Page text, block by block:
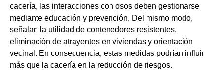
cacería, las interacciones con osos deben gestionarse
mediante educación y prevención. Del mismo modo,
señalan la utilidad de contenedores resistentes,
eliminación de atrayentes en viviendas y orientación
vecinal. En consecuencia, estas medidas podrían influir
más que la cacería en la reducción de riesgos.